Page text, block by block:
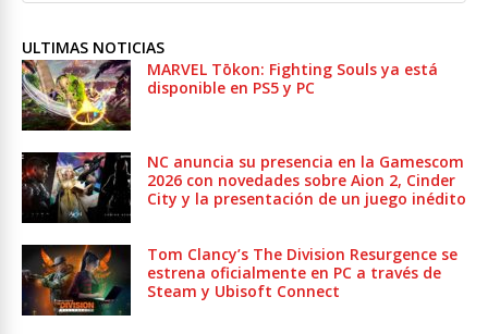
ULTIMAS NOTICIAS
MARVEL Tōkon: Fighting Souls ya está
disponible en PS5 y PC
NC anuncia su presencia en la Gamescom
2026 con novedades sobre Aion 2, Cinder
City y la presentación de un juego inédito
Tom Clancy’s The Division Resurgence se
estrena oficialmente en PC a través de
Steam y Ubisoft Connect